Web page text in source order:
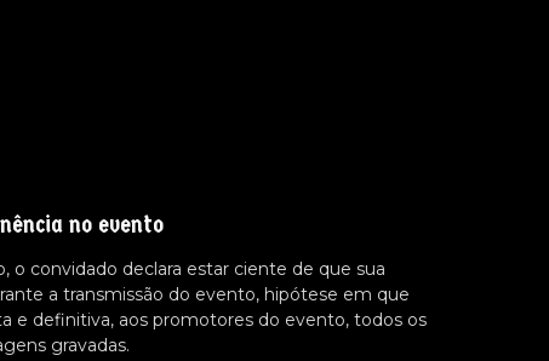
no evento
o convidado declara estar ciente de que sua
a transmissão do evento, hipótese em que
e definitiva, aos promotores do evento, todos os
gravadas.